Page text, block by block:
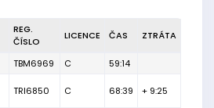
REG.
ČÍSLO
LICENCE ČAS ZTRÁTA
TBM6969 C 59:14
TRI6850 C 68:39 + 9:25